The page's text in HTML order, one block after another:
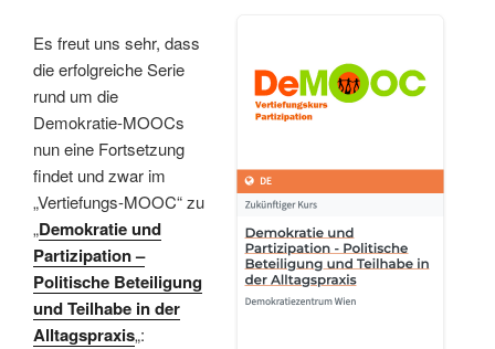
Es freut uns sehr, dass
die erfolgreiche Serie
rund um die
Demokratie-MOOCs
nun eine Fortsetzung
findet und zwar im
„Vertiefungs-MOOC“ zu
„Demokratie und
Partizipation –
Politische Beteiligung
und Teilhabe in der
Alltagspraxis„: